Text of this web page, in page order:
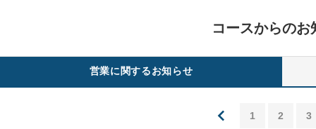
コースからのお
営業に関するお知らせ
1 2 3